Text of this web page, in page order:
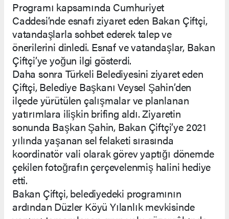
Programı kapsamında Cumhuriyet
Caddesi’nde esnafı ziyaret eden Bakan Çiftçi,
vatandaşlarla sohbet ederek talep ve
önerilerini dinledi. Esnaf ve vatandaşlar, Bakan
Çiftçi’ye yoğun ilgi gösterdi.
Daha sonra Türkeli Belediyesini ziyaret eden
Çiftçi, Belediye Başkanı Veysel Şahin’den
ilçede yürütülen çalışmalar ve planlanan
yatırımlara ilişkin brifing aldı. Ziyaretin
sonunda Başkan Şahin, Bakan Çiftçi’ye 2021
yılında yaşanan sel felaketi sırasında
koordinatör vali olarak görev yaptığı dönemde
çekilen fotoğrafın çerçevelenmiş halini hediye
etti.
Bakan Çiftçi, belediyedeki programının
ardından Düzler Köyü Yılanlık mevkisinde